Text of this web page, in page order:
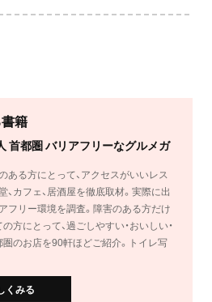
籍
首都圏 バリアフリーなグルメガ
ある方にとって、アクセスがいいレス
、カフェ、居酒屋を徹底取材。実際に出
フリー環境を調査。障害のある方だけ
方にとって、過ごしやすい・おいしい・
圏のお店を90軒ほどご紹介。トイレ写
くみる